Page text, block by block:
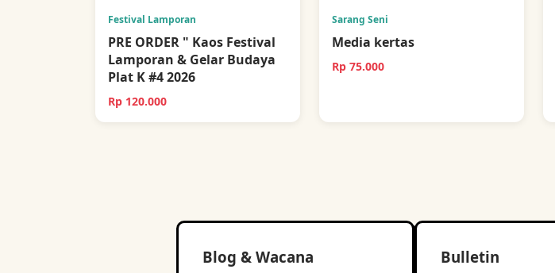
Festival Lamporan
PRE ORDER " Kaos Festival
Lamporan & Gelar Budaya
Plat K #4 2026
Rp 120.000
Sarang Seni
Media kertas
Rp 75.000
Blog & Wacana Bulletin